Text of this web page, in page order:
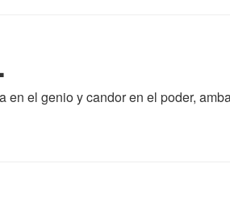
en el genio y candor en el poder,